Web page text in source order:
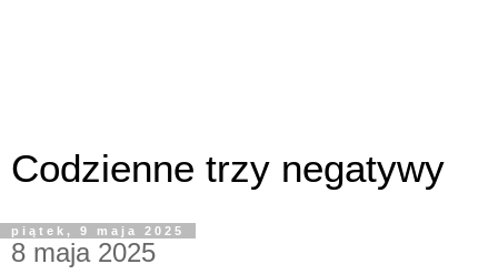
Codzienne trzy negatywy
piątek, 9 maja 2025
8 maja 2025